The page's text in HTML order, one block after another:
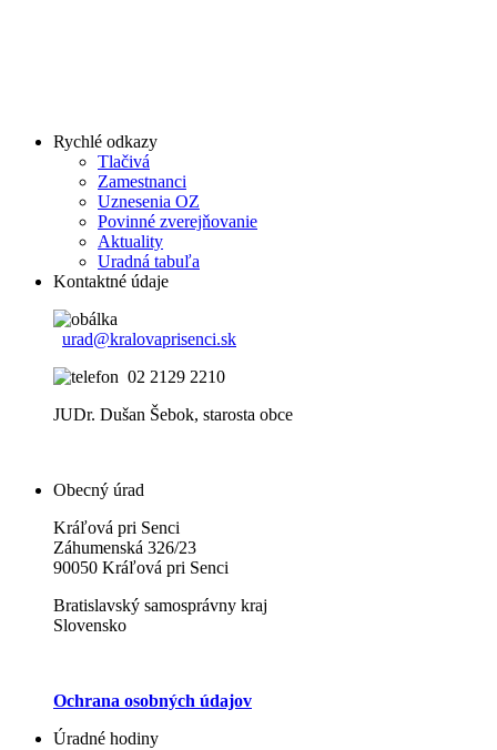
Rychlé odkazy
Tlačivá
Zamestnanci
Uznesenia OZ
Povinné zverejňovanie
Aktuality
Uradná tabuľa
Kontaktné údaje
urad@kralovaprisenci.sk
02 2129 2210
JUDr. Dušan Šebok, starosta obce
Obecný úrad
Kráľová pri Senci
Záhumenská 326/23
90050 Kráľová pri Senci
Bratislavský samosprávny kraj
Slovensko
Ochrana osobných údajov
Úradné hodiny